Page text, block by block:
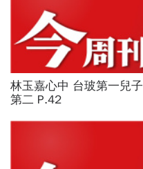
林玉嘉心中 台玻第一兒子
第二 P.42